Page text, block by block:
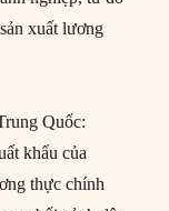
xuất lương
Quốc:
khẩu của
thực chính